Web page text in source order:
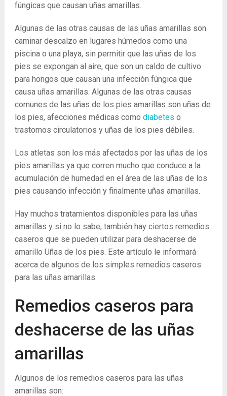
fúngicas que causan uñas amarillas.
Algunas de las otras causas de las uñas amarillas son
caminar descalzo en lugares húmedos como una
piscina o una playa, sin permitir que las uñas de los
pies se expongan al aire, que son un caldo de cultivo
para hongos que causan una infección fúngica que
causa uñas amarillas. Algunas de las otras causas
comunes de las uñas de los pies amarillas son uñas de
los pies, afecciones médicas como diabetes o
trastornos circulatorios y uñas de los pies débiles.
Los atletas son los más afectados por las uñas de los
pies amarillas ya que corren mucho que conduce a la
acumulación de humedad en el área de las uñas de los
pies causando infección y finalmente uñas amarillas.
Hay muchos tratamientos disponibles para las uñas
amarillas y si no lo sabe, también hay ciertos remedios
caseros que se pueden utilizar para deshacerse de
amarillo Uñas de los pies. Este artículo le informará
acerca de algunos de los simples remedios caseros
para las uñas amarillas.
Remedios caseros para
deshacerse de las uñas
amarillas
Algunos de los remedios caseros para las uñas
amarillas son: